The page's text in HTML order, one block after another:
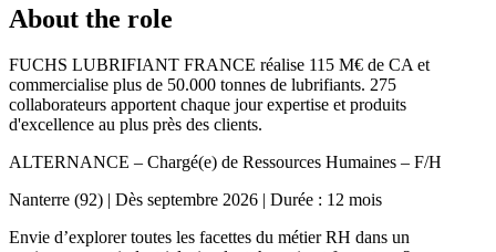
About the role
FUCHS LUBRIFIANT FRANCE réalise 115 M€ de CA et
commercialise plus de 50.000 tonnes de lubrifiants. 275
collaborateurs apportent chaque jour expertise et produits
d'excellence au plus près des clients.
ALTERNANCE – Chargé(e) de Ressources Humaines – F/H
Nanterre (92) | Dès septembre 2026 | Durée : 12 mois
Envie d’explorer toutes les facettes du métier RH dans un